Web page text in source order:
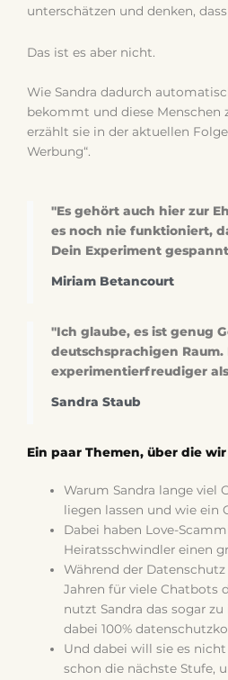
unterschätzen und denken,
Das ist es aber nicht.
Wie Sandra dadurch
bekommt und diese Menschen
erzählt sie in der aktuellen
Werbung“.
"Es gehört auch hier zur
es noch nie funktioniert,
Dein Experiment
Miriam Betancourt
"Ich glaube, es ist genug
deutschsprachigen Raum.
experimentierfreudiger
Sandra Staub
Ein paar Themen, über die
Warum Sandra lange viel
liegen lassen und wie ein
Dabei haben Love-
Heiratsschwindler einen
Während der
Jahren für viele Chatbots
nutzt Sandra das sogar
dabei 100%
Und dabei will sie es
schon die nächste Stufe,